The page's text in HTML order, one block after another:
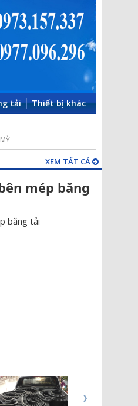
tải Thiết bị khác
XEM TẤT CẢ
mép băng
băng tải